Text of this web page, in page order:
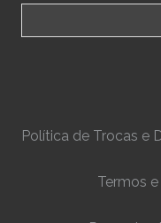
Política de Trocas e
Termos